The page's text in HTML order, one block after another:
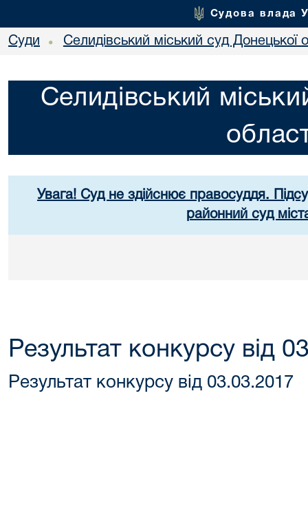
Судова влада
Суди • Селидівський міський суд Донецької
Селидівський
Увага! Суд не здійснює правосуддя.
районний суд
Результат конкурсу від
Результат конкурсу від 03.03.2017